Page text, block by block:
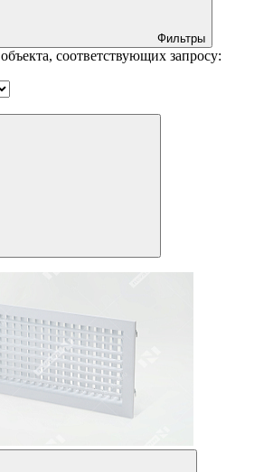
Фильтры
объекта, соответствующих запросу: